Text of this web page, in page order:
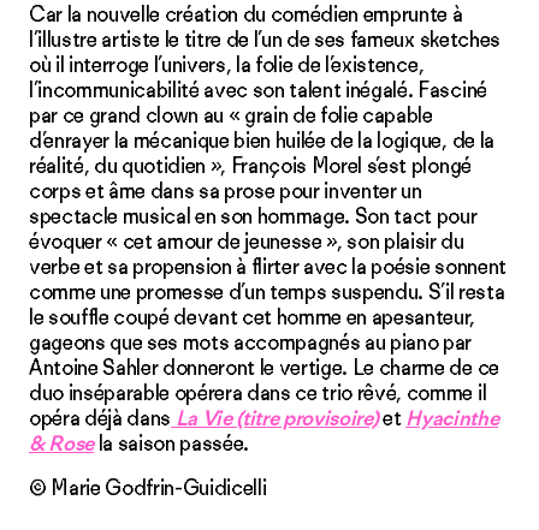
Car la nouvelle création du comédien emprunte à
l’illustre artiste le titre de l’un de ses fameux sketches
où il interroge l’univers, la folie de l’existence,
l’incommunicabilité avec son talent inégalé. Fasciné
par ce grand clown au « grain de folie capable
d’enrayer la mécanique bien huilée de la logique, de la
réalité, du quotidien », François Morel s’est plongé
corps et âme dans sa prose pour inventer un
spectacle musical en son hommage. Son tact pour
évoquer « cet amour de jeunesse », son plaisir du
verbe et sa propension à flirter avec la poésie sonnent
comme une promesse d’un temps suspendu. S’il resta
le souffle coupé devant cet homme en apesanteur,
gageons que ses mots accompagnés au piano par
Antoine Sahler donneront le vertige. Le charme de ce
duo inséparable opérera dans ce trio rêvé, comme il
opéra déjà dans La Vie (titre provisoire)etHyacinthe
& Rosela saison passée.
© Marie Godfrin-Guidicelli